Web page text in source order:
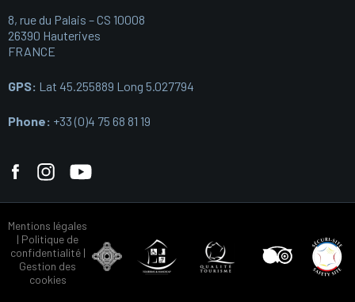
8, rue du Palais – CS 10008
26390 Hauterives
FRANCE
GPS: Lat 45.255889 Long 5.027794
Phone: +33 (0)4 75 68 81 19
Mentions légales
| Politique de
confidentialité |
Gestion des
cookies